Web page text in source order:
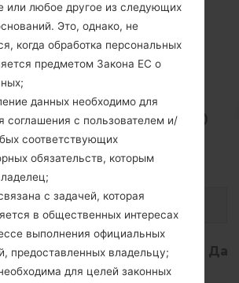
Optimus Hub
прошивок телефонов LG
ОС Размер
или любое другое из следующих
Это, однако, не
когда обработка персональных
предметом Закона ЕС о
данных необходимо для
соглашения с пользователем и/
соответствующих
обязательств, которым
с задачей, которая
в общественных интересах
выполнения официальных
предоставленных владельцу;
для целей законных